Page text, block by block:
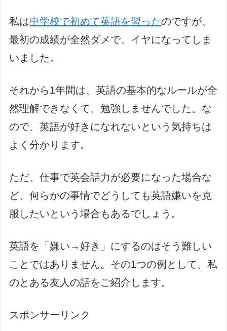
私は中学校で初めて英語を習ったのですが、
最初の成績が全然ダメで、イヤになってしま
いました。
それから1年間は、英語の基本的なルールが全
然理解できなくて、勉強しませんでした。な
ので、英語が好きになれないという気持ちは
よく分かります。
ただ、仕事で英会話力が必要になった場合な
ど、何らかの事情でどうしても英語嫌いを克
服したいという場合もあるでしょう。
英語を「嫌い→好き」にするのはそう難しい
ことではありません。その1つの例として、私
のとある友人の話をご紹介します。
スポンサーリンク